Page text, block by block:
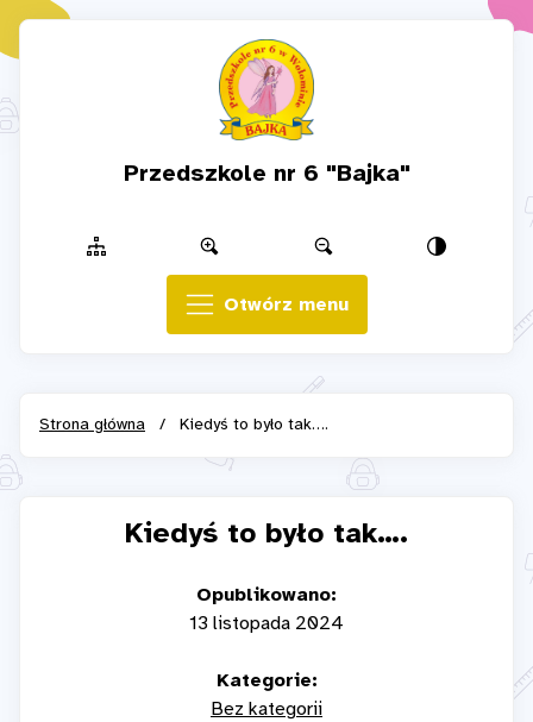
Przedszkole nr 6 "Bajka"
Otwórz menu
Strona główna / Kiedyś to było tak….
Kiedyś to było tak….
Opublikowano:
13 listopada 2024
Kategorie:
Bez kategorii